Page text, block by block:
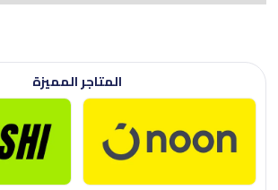
المتاجر المميزة